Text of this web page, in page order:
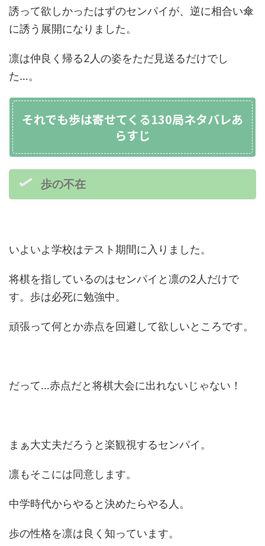
誘って欲しかったはずのセンパイが、逆に相合い傘
に誘う展開になりました。
凛は仲良く帰る2人の姿をただ見送るだけでし
た…。
それでも歩は寄せてくる130局ネタバレあ
らすじ
歩の不在
いよいよ学校はテスト期間に入りました。
将棋を指しているのはセンパイと凛の2人だけで
す。歩は必死に勉強中。
頑張って何とか赤点を回避して欲しいところです。
だって…赤点だと将棋大会に出れないじゃない！
まぁ大丈夫だろうと楽観視するセンパイ。
凛もそこには同意します。
中学時代からやると決めたらやる人。
歩の性格を凛は良く知っています。